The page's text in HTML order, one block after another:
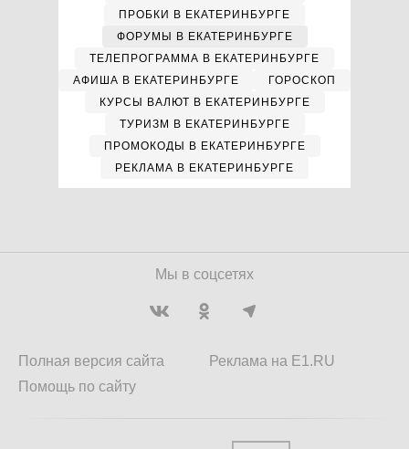
ПРОБКИ В ЕКАТЕРИНБУРГЕ
ФОРУМЫ В ЕКАТЕРИНБУРГЕ
ТЕЛЕПРОГРАММА В ЕКАТЕРИНБУРГЕ
АФИША В ЕКАТЕРИНБУРГЕ
ГОРОСКОП
КУРСЫ ВАЛЮТ В ЕКАТЕРИНБУРГЕ
ТУРИЗМ В ЕКАТЕРИНБУРГЕ
ПРОМОКОДЫ В ЕКАТЕРИНБУРГЕ
РЕКЛАМА В ЕКАТЕРИНБУРГЕ
Мы в соцсетях
Полная версия сайта
Помощь по сайту
Реклама на E1.RU